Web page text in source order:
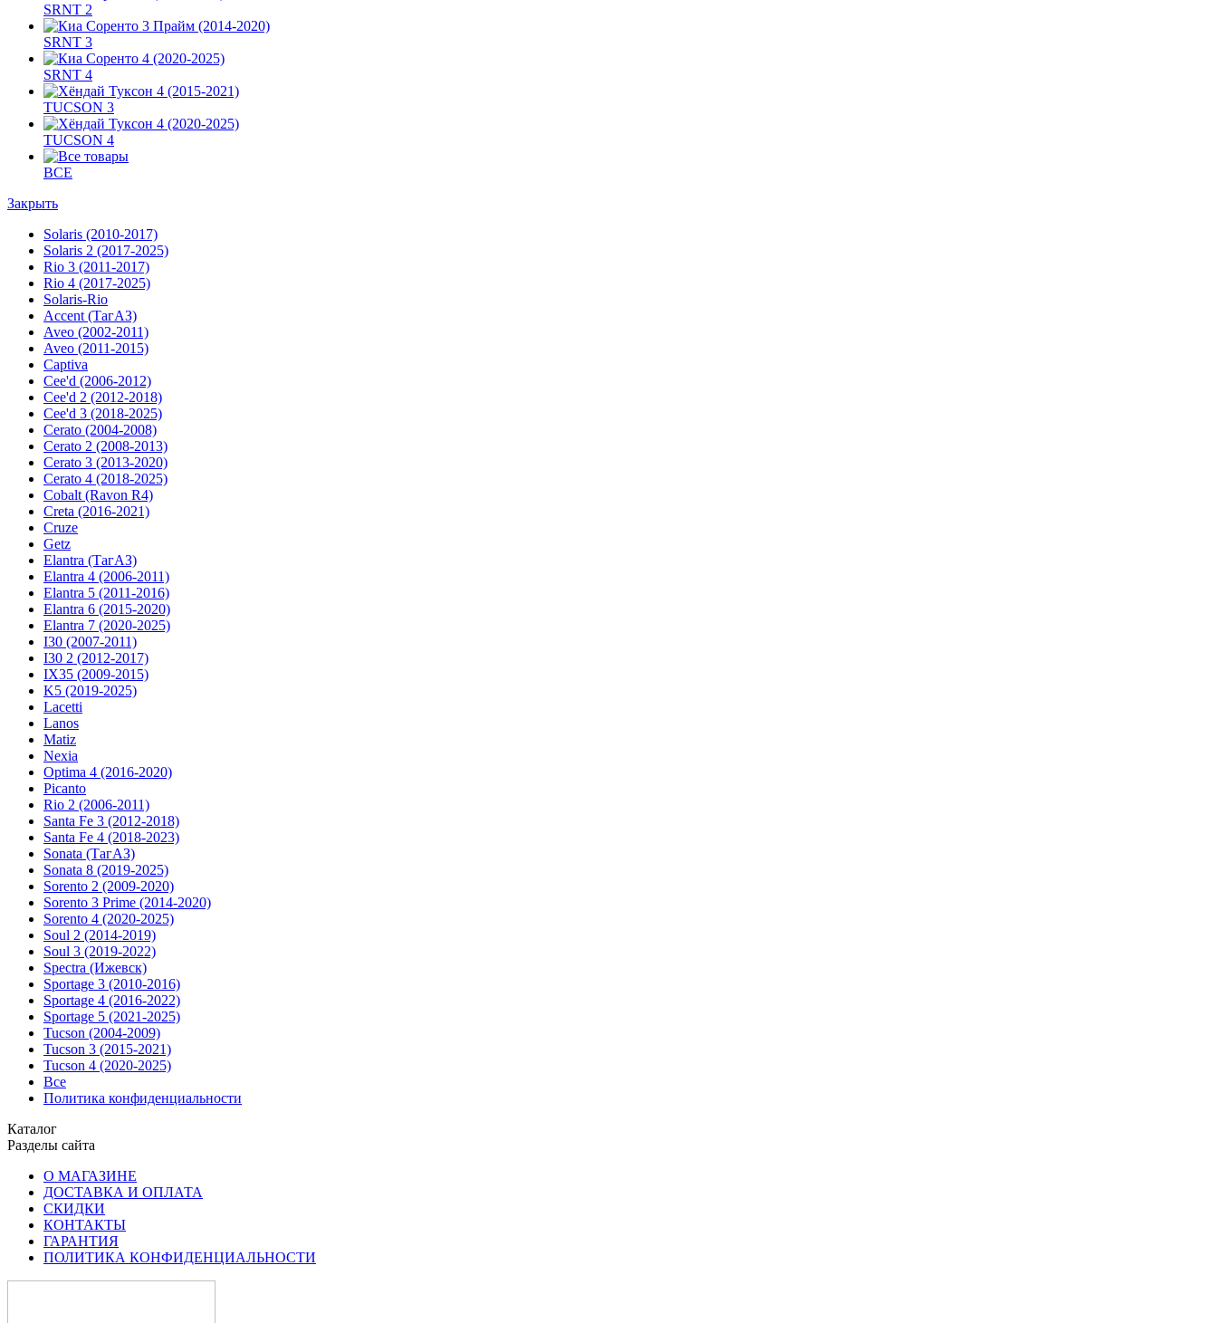
SRNT 2
SRNT 3
SRNT 4
TUCSON 3
TUCSON 4
ВСЕ
Закрыть
Solaris (2010-2017)
Solaris 2 (2017-2025)
Rio 3 (2011-2017)
Rio 4 (2017-2025)
Solaris-Rio
Accent (ТагАЗ)
Aveo (2002-2011)
Aveo (2011-2015)
Captiva
Cee'd (2006-2012)
Cee'd 2 (2012-2018)
Cee'd 3 (2018-2025)
Cerato (2004-2008)
Cerato 2 (2008-2013)
Cerato 3 (2013-2020)
Cerato 4 (2018-2025)
Cobalt (Ravon R4)
Creta (2016-2021)
Cruze
Getz
Elantra (ТагАЗ)
Elantra 4 (2006-2011)
Elantra 5 (2011-2016)
Elantra 6 (2015-2020)
Elantra 7 (2020-2025)
I30 (2007-2011)
I30 2 (2012-2017)
IX35 (2009-2015)
K5 (2019-2025)
Lacetti
Lanos
Matiz
Nexia
Optima 4 (2016-2020)
Picanto
Rio 2 (2006-2011)
Santa Fe 3 (2012-2018)
Santa Fe 4 (2018-2023)
Sonata (ТагАЗ)
Sonata 8 (2019-2025)
Sorento 2 (2009-2020)
Sorento 3 Prime (2014-2020)
Sorento 4 (2020-2025)
Soul 2 (2014-2019)
Soul 3 (2019-2022)
Spectra (Ижевск)
Sportage 3 (2010-2016)
Sportage 4 (2016-2022)
Sportage 5 (2021-2025)
Tucson (2004-2009)
Tucson 3 (2015-2021)
Tucson 4 (2020-2025)
Все
Политика конфиденциальности
Каталог
Разделы сайта
О МАГАЗИНЕ
ДОСТАВКА И ОПЛАТА
СКИДКИ
КОНТАКТЫ
ГАРАНТИЯ
ПОЛИТИКА КОНФИДЕНЦИАЛЬНОСТИ